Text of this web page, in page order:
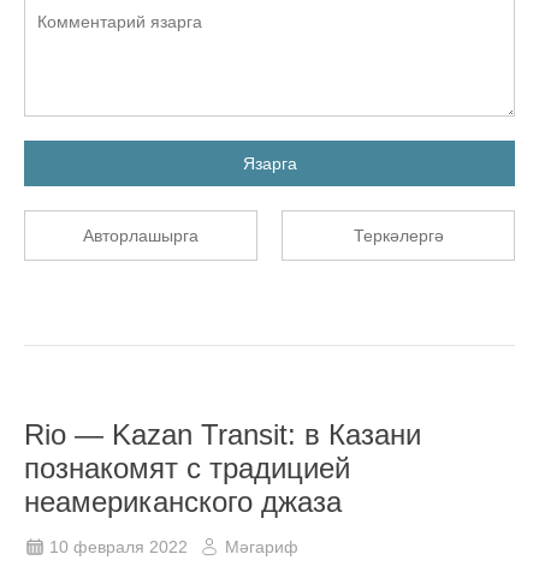
Язарга
Авторлашырга Теркәлергә
Rio — Kazan Transit: в Казани
познакомят с традицией
неамериканского джаза
10 февраля 2022 Мәгариф